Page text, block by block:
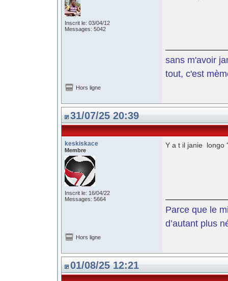
Inscrit le: 03/04/12
Messages: 5042
sans m'avoir
tout, c'est
Hors ligne
31/07/25 20:39
keskiskace
Membre
Inscrit le: 16/04/22
Messages: 5664
Y a t il janie longo
Parce que le
d’autant plus
Hors ligne
01/08/25 12:21